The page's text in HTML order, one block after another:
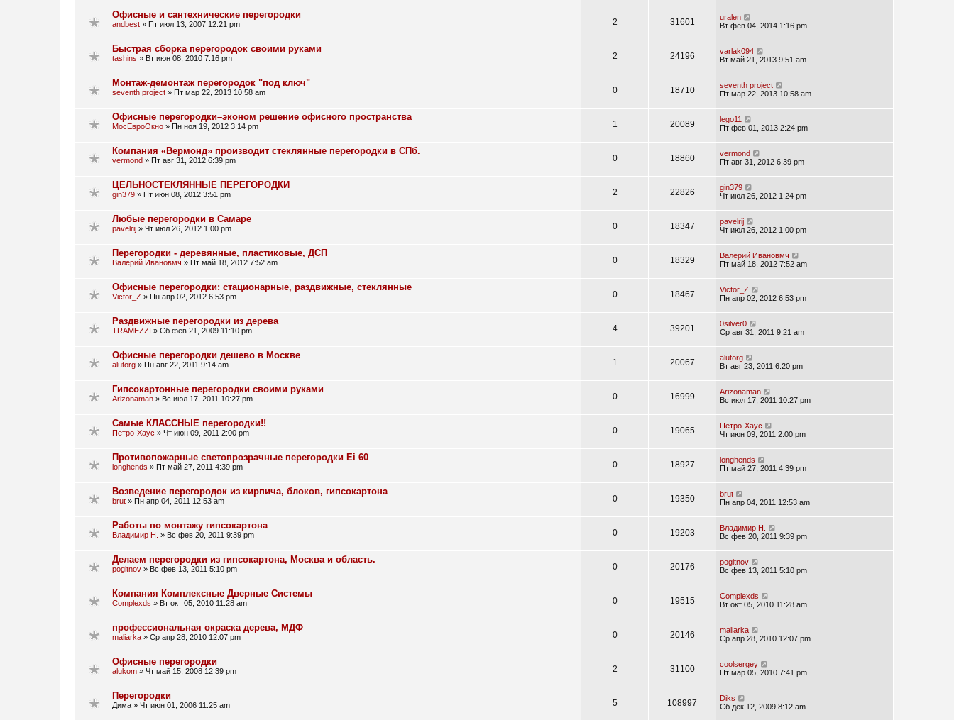
Офисные и сантехнические перегородки
andbest » Пт июл 13, 2007 12:21 pm 2 31601
uralen
Вт фев 04, 2014 1:16 pm
Быстрая сборка перегородок своими руками
tashins » Вт июн 08, 2010 7:16 pm 2 24196
varlak094
Вт май 21, 2013 9:51 am
Монтаж-демонтаж перегородок "под ключ"
seventh project » Пт мар 22, 2013 10:58 am 0 18710
seventh project
Пт мар 22, 2013 10:58 am
Офисные перегородки–эконом решение офисного пространства
МосЕвроОкно » Пн ноя 19, 2012 3:14 pm 1 20089
lego11
Пт фев 01, 2013 2:24 pm
Компания «Вермонд» производит стеклянные перегородки в СПб.
vermond » Пт авг 31, 2012 6:39 pm 0 18860
vermond
Пт авг 31, 2012 6:39 pm
ЦЕЛЬНОСТЕКЛЯННЫЕ ПЕРЕГОРОДКИ
gin379 » Пт июн 08, 2012 3:51 pm 2 22826
gin379
Чт июл 26, 2012 1:24 pm
Любые перегородки в Самаре
pavelrij » Чт июл 26, 2012 1:00 pm 0 18347
pavelrij
Чт июл 26, 2012 1:00 pm
Перегородки - деревянные, пластиковые, ДСП
Валерий Ивановмч » Пт май 18, 2012 7:52 am 0 18329
Валерий Ивановмч
Пт май 18, 2012 7:52 am
Офисные перегородки: стационарные, раздвижные, стеклянные
Victor_Z » Пн апр 02, 2012 6:53 pm 0 18467
Victor_Z
Пн апр 02, 2012 6:53 pm
Раздвижные перегородки из дерева
TRAMEZZI » Сб фев 21, 2009 11:10 pm 4 39201
0silver0
Ср авг 31, 2011 9:21 am
Офисные перегородки дешево в Москве
alutorg » Пн авг 22, 2011 9:14 am 1 20067
alutorg
Вт авг 23, 2011 6:20 pm
Гипсокартонные перегородки своими руками
Arizonaman » Вс июл 17, 2011 10:27 pm 0 16999
Arizonaman
Вс июл 17, 2011 10:27 pm
Самые КЛАССНЫЕ перегородки!!
Петро-Хаус » Чт июн 09, 2011 2:00 pm 0 19065
Петро-Хаус
Чт июн 09, 2011 2:00 pm
Противопожарные светопрозрачные перегородки Ei 60
longhends » Пт май 27, 2011 4:39 pm 0 18927
longhends
Пт май 27, 2011 4:39 pm
Возведение перегородок из кирпича, блоков, гипсокартона
brut » Пн апр 04, 2011 12:53 am 0 19350
brut
Пн апр 04, 2011 12:53 am
Работы по монтажу гипсокартона
Владимир Н. » Вс фев 20, 2011 9:39 pm 0 19203
Владимир Н.
Вс фев 20, 2011 9:39 pm
Делаем перегородки из гипсокартона, Москва и область.
pogitnov » Вс фев 13, 2011 5:10 pm 0 20176
pogitnov
Вс фев 13, 2011 5:10 pm
Компания Комплексные Дверные Системы
Complexds » Вт окт 05, 2010 11:28 am 0 19515
Complexds
Вт окт 05, 2010 11:28 am
профессиональная окраска дерева, МДФ
maliarka » Ср апр 28, 2010 12:07 pm 0 20146
maliarka
Ср апр 28, 2010 12:07 pm
Офисные перегородки
alukom » Чт май 15, 2008 12:39 pm 2 31100
coolsergey
Пт мар 05, 2010 7:41 pm
Перегородки
Дима » Чт июн 01, 2006 11:25 am 5 108997
Diks
Сб дек 12, 2009 8:12 am